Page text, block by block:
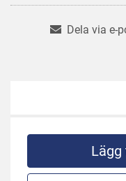
Dela via e-